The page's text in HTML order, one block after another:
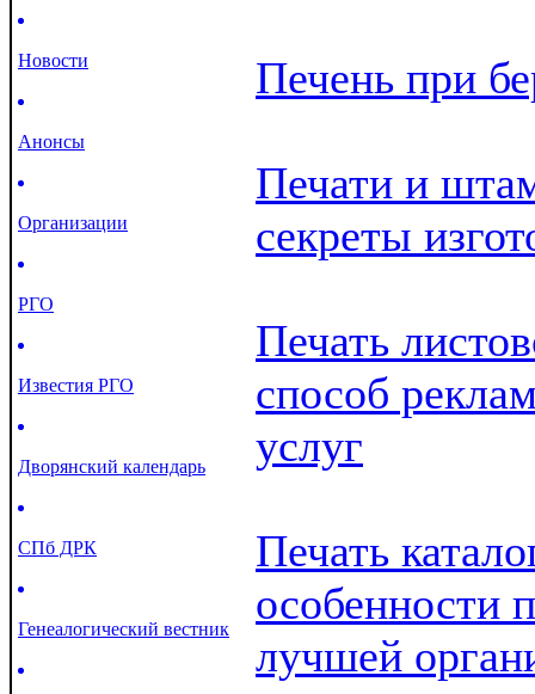
Новости
Анонсы
Организации
РГО
Известия РГО
Дворянский календарь
СПб ДРК
Генеалогический вестник
Печень при
Печати и
секреты
Печать
способ
услуг
Печать
особенности
лучшей